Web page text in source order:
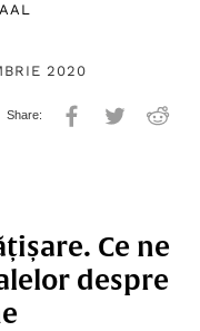
2020
Ce ne
despre